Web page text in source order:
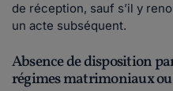
de réception, sauf s’il y
un acte subséquent.
Absence de disposition
régimes matrimoniaux ou